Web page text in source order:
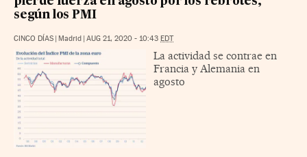
según los PMI
CINCO DÍAS Madrid AUG 21, 2020 - 10:43 EDT
La actividad se contrae en
Francia y Alemania en
agosto